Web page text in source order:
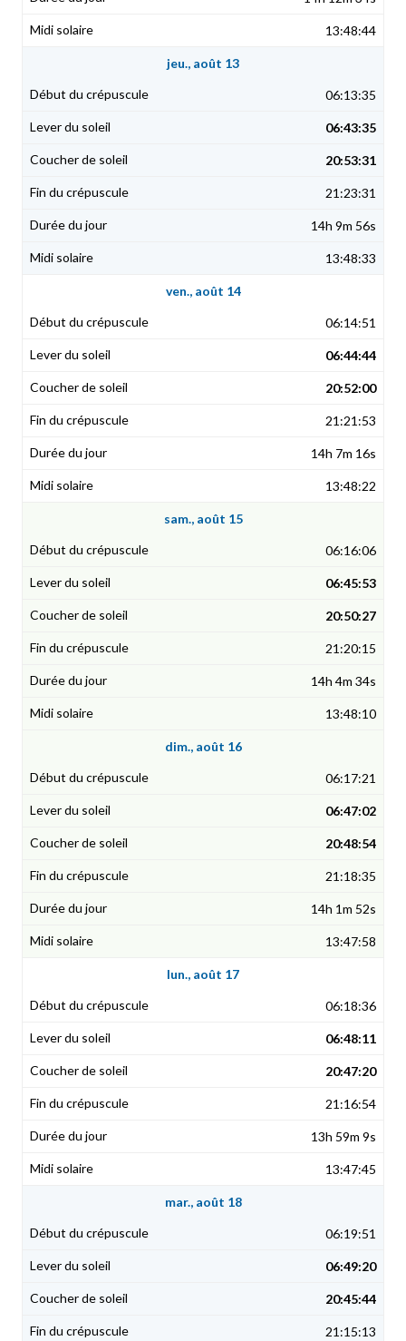
13:48:44
jeu., août 13
06:13:35
06:43:35
20:53:31
21:23:31
14h 9m 56s
13:48:33
ven., août 14
06:14:51
06:44:44
20:52:00
21:21:53
14h 7m 16s
13:48:22
sam., août 15
06:16:06
06:45:53
20:50:27
21:20:15
14h 4m 34s
13:48:10
dim., août 16
06:17:21
06:47:02
20:48:54
21:18:35
14h 1m 52s
13:47:58
lun., août 17
06:18:36
06:48:11
20:47:20
21:16:54
13h 59m 9s
13:47:45
mar., août 18
06:19:51
06:49:20
20:45:44
21:15:13